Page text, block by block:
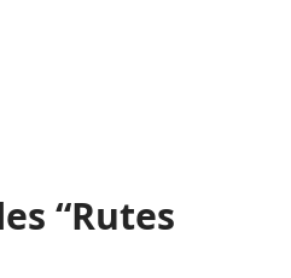
“Rutes